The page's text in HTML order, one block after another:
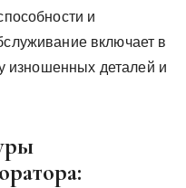
и
включает в
изношенных деталей и